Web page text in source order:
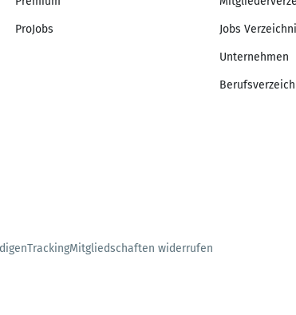
ProJobs Jobs
Unternehmen
TrackingMitgliedschaften widerrufen